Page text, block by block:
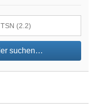
suchen…